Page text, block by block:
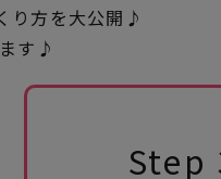
り方を大公開♪
す♪
Step